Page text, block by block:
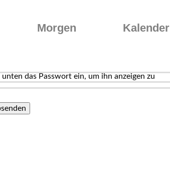
Morgen Kalender
das Passwort ein, um ihn anzeigen zu